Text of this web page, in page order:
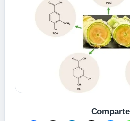
Comparte